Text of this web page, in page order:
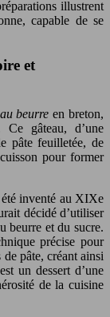
illustrent
capable de se
et
beurreen breton,
Ce gâteau, d’une
pâte feuilletée, de
pour former
inventé au XIXe
décidé d’utiliser
beurre et du sucre.
précise pour
pâte, créant ainsi
un dessert d’une
de la cuisine